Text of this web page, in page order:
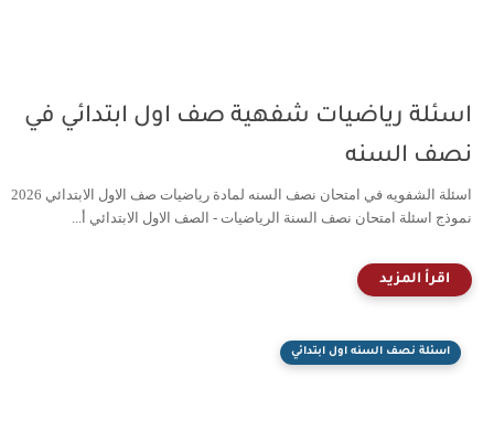
اسئلة رياضيات شفهية صف اول ابتدائي في
نصف السنه
اسئلة الشفويه في امتحان نصف السنه لمادة رياضيات صف الاول الابتدائي 2026
نموذج اسئلة امتحان نصف السنة الرياضيات - الصف الاول الابتدائي أ...
اسئلة نصف السنه اول ابتدائي